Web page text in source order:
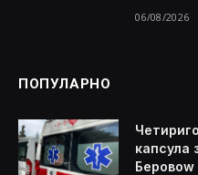
06/08/2026
ПОПУЛАРНО
капсула
Беровоw